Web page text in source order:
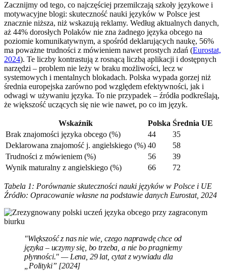
Zacznijmy od tego, co najczęściej przemilczają szkoły językowe i
motywacyjne blogi: skuteczność nauki języków w Polsce jest
znacznie niższa, niż wskazują reklamy. Według aktualnych danych,
aż 44% dorosłych Polaków nie zna żadnego języka obcego na
poziomie komunikatywnym, a spośród deklarujących naukę, 56%
ma poważne trudności z mówieniem nawet prostych zdań (Eurostat,
2024). Te liczby kontrastują z rosnącą liczbą aplikacji i dostępnych
narzędzi – problem nie leży w braku możliwości, lecz w
systemowych i mentalnych blokadach. Polska wypada gorzej niż
średnia europejska zarówno pod względem efektywności, jak i
odwagi w używaniu języka. To nie przypadek – źródła podkreślają,
że większość uczących się nie wie nawet, po co im język.
Wskaźnik Polska Średnia UE
Brak znajomości języka obcego (%)
44
35
Deklarowana znajomość j. angielskiego (%) 40
58
Trudności z mówieniem (%)
56
39
Wynik maturalny z angielskiego (%)
66 72
Tabela 1: Porównanie skuteczności nauki języków w Polsce i UE
Źródło: Opracowanie własne na podstawie danych Eurostat, 2024
"Większość z nas nie wie, czego naprawdę chce od
języka – uczymy się, bo trzeba, a nie bo pragniemy
płynności." — Lena, 29 lat, cytat z wywiadu dla
„Polityki” [2024]